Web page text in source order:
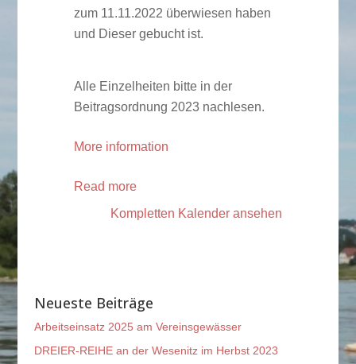
zum 11.11.2022 überwiesen haben
und Dieser gebucht ist.
Alle Einzelheiten bitte in der
Beitragsordnung 2023 nachlesen.
More information
Read more
Kompletten Kalender ansehen
Neueste Beiträge
Arbeitseinsatz 2025 am Vereinsgewässer
DREIER-REIHE an der Wesenitz im Herbst 2023